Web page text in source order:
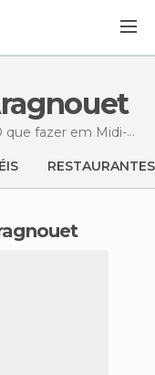
que fazer em Midi-Pirineus
RESTAURANTES